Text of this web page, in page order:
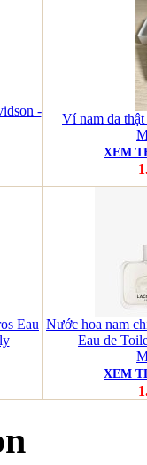
-
Ví nam da
XEM
Eau Nước hoa nam
Eau de
XEM